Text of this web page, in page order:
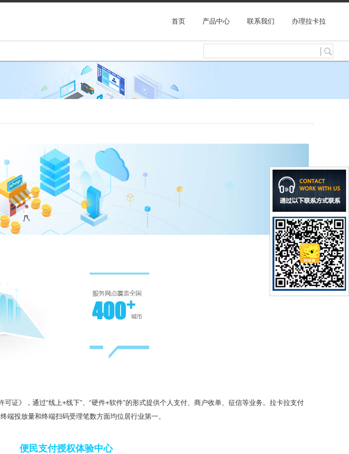
首页 产品中心 联系我们 办理拉卡拉
证》，通过“线上+线下”、“硬件+软件”的形式提供个人支付、商户收单、征信等业务。拉卡拉支付
投放量和终端扫码受理笔数方面均位居行业第一。
便民支付授权体验中心